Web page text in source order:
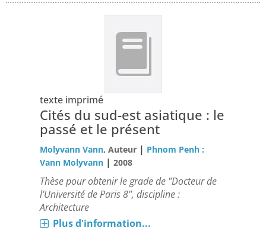
texte imprimé
Cités du sud-est asiatique : le
passé et le présent
Molyvann Vann, Auteur | Phnom Penh :
Vann Molyvann |2008
Thèse pour obtenir le grade de "Docteur de
l'Université de Paris 8", discipline :
Architecture
Plus d'information...